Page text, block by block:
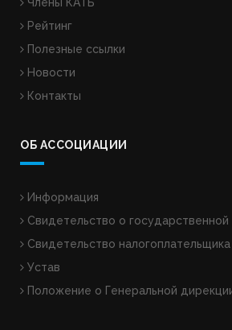
Члены КАТБ
Рейтинг
Полезные ссылки
Новости
Контакты
ОБ АССОЦИАЦИИ
Информация
Свидетельство о государственной
Свидетельство налогоплательщика
Устав
Положение о Генеральной